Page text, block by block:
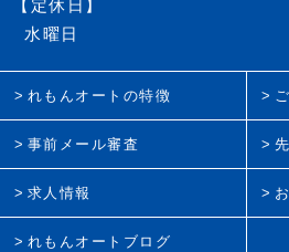
【定休日】
水曜日
れもんオートの特徴
事前メール審査
求人情報
れもんオートブログ